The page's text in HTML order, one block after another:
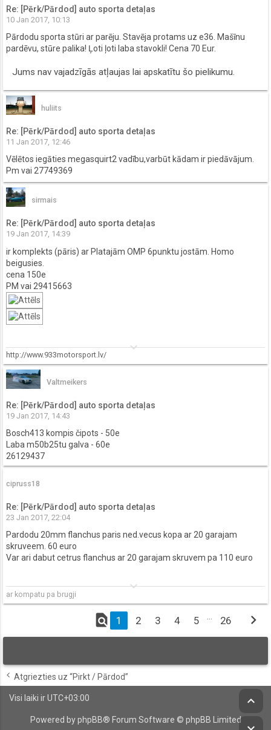
Re: [Pērk/Pārdod] auto sporta detaļas
10 Jan 2017, 10:13
Pārdodu sporta stūri ar parēju. Stavēja protams uz e36. Mašīnu
pardēvu, stūre palika! Ļoti ļoti laba stavokli! Cena 70 Eur.
Jums nav vajadzīgās atļaujas lai apskatītu šo pielikumu.
huliits
Re: [Pērk/Pārdod] auto sporta detaļas
11 Jan 2017, 12:46
Vēlētos iegāties megasquirt2 vadību,varbūt kādam ir piedāvājum.
Pm vai 27749369
sirmais
Re: [Pērk/Pārdod] auto sporta detaļas
19 Jan 2017, 14:39
ir komplekts (pāris) ar Platajām OMP 6punktu jostām. Homo
beigusies.
cena 150e
PM vai 29415663
keyboard_arrow_down
http://www.933motorsport.lv/
Valtmeikers
Re: [Pērk/Pārdod] auto sporta detaļas
19 Jan 2017, 14:43
Bosch413 kompis čipots - 50e
Laba m50b25tu galva - 60e
26129437
cipruss18
Re: [Pērk/Pārdod] auto sporta detaļas
23 Jan 2017, 22:04
Pardodu 20mm flanchus paris ned.vecus kopa ar 20 garajam
skruveem. 60 euro
Var ari dabut cetrus flanchus ar 20 garajam skruvem pa 110 euro
keyboard_arrow_down
ar kompatu pa brugji
find_in_page 1 2 3 4 5 … 26 chevron_right
Atgriezties uz “Pirkt / Pārdod”
Visi laiki irUTC+03:00
Powered byphpBB® Forum Software © phpBB Limited
keyboard_arrow_up